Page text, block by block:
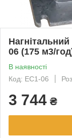
06 (175 м3/
В наявності
Код: EC1-06
3 744 ₴